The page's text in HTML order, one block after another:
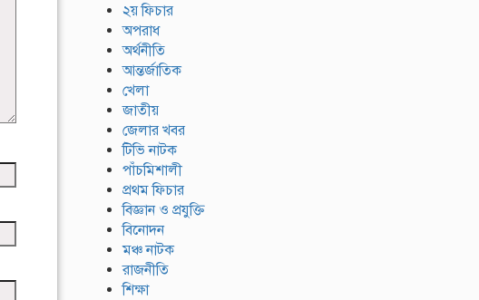
২য় ফিচার
অপরাধ
অর্থনীতি
আন্তর্জাতিক
খেলা
জাতীয়
জেলার খবর
টিভি নাটক
পাঁচমিশালী
প্রথম ফিচার
বিজ্ঞান ও প্রযুক্তি
বিনোদন
মঞ্চ নাটক
রাজনীতি
শিক্ষা